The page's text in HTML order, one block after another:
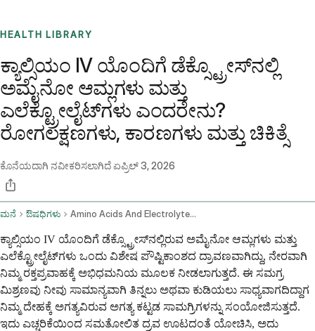
HEALTH LIBRARY
ಕ್ಯಾಲ್ಸಿಯಂ IV ಯೊಂದಿಗೆ ಡೆಕ್ಸ್ಟ್ರೋಸ್‌ನಲ್ಲಿ
ಅಮೈನೋ ಆಮ್ಲಗಳು ಮತ್ತು
ಎಲೆಕ್ಟ್ರೋಲೈಟ್‌ಗಳು ಎಂದರೇನು?
ರೋಗಲಕ್ಷಣಗಳು, ಕಾರಣಗಳು ಮತ್ತು ಚಿಕಿತ್ಸೆ
ಕೊನೆಯದಾಗಿ ನವೀಕರಿಸಲಾಗಿದೆಏಪ್ರಿಲ್ 3, 2026
ಮನೆ ಔಷಧಿಗಳು Amino Acids And Electrolytes In Dextrose With Calcium Intravenous Route
ಕ್ಯಾಲ್ಸಿಯಂ IV ಯೊಂದಿಗೆ ಡೆಕ್ಸ್ಟ್ರೋಸ್‌ನಲ್ಲಿರುವ ಅಮೈನೋ ಆಮ್ಲಗಳು ಮತ್ತು
ಎಲೆಕ್ಟ್ರೋಲೈಟ್‌ಗಳು ಒಂದು ವಿಶೇಷ ಪೌಷ್ಟಿಕಾಂಶದ ದ್ರಾವಣವಾಗಿದ್ದು, ನೇರವಾಗಿ
ನಿಮ್ಮ ರಕ್ತಪ್ರವಾಹಕ್ಕೆ ಅಭಿಧಮನಿಯ ಮೂಲಕ ನೀಡಲಾಗುತ್ತದೆ. ಈ ಸಮಗ್ರ
ಮಿಶ್ರಣವು ನೀವು ಸಾಮಾನ್ಯವಾಗಿ ತಿನ್ನಲು ಅಥವಾ ಕುಡಿಯಲು ಸಾಧ್ಯವಾಗದಿದ್ದಾಗ
ನಿಮ್ಮ ದೇಹಕ್ಕೆ ಅಗತ್ಯವಿರುವ ಅಗತ್ಯ ಕಟ್ಟಡ ಸಾಮಗ್ರಿಗಳನ್ನು ಸಂಯೋಜಿಸುತ್ತದೆ.
ಇದು ಎಚ್ಚರಿಕೆಯಿಂದ ಸಮತೋಲಿತ ದ್ರವ ಊಟದಂತೆ ಯೋಚಿಸಿ, ಅದು